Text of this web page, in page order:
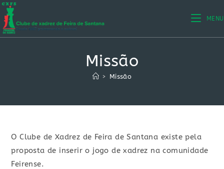
Ir
para
o
MENU
Missão
> Missão
O Clube de Xadrez de Feira de Santana existe pela
proposta de inserir o jogo de xadrez na comunidade
Feirense.